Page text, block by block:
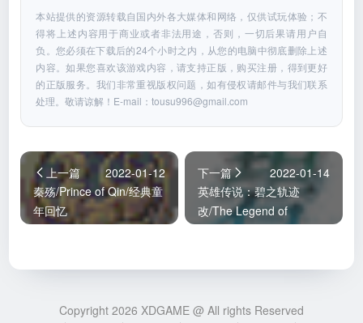
本站提供的资源转载自国内外各大媒体和网络，仅供试玩体验；不
得将上述内容用于商业或者非法用途，否则，一切后果请用户自
负。您必须在下载后的24个小时之内，从您的电脑中彻底删除上述
内容。如果您喜欢该游戏内容，请支持正版，购买注册，得到更好
的正版服务。我们非常重视版权问题，如有侵权请邮件与我们联系
处理。敬请谅解！E-mail：tousu996@gmail.com
上一篇
2022-01-12
秦殇/Prince of Qin/经典童
年回忆
下一篇
2022-01-14
英雄传说：碧之轨迹
改/The Legend of
Heroes: Ao no Kiseki KAI
Copyright 2026 XDGAME @ All rights Reserved